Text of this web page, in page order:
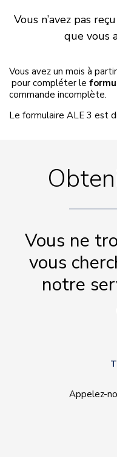
Vous n’avez pas
que vous
Vous avez un mois à
pour compléter le
commande incomplète.
Le formulaire ALE 3 est
Vous ne
vous
notre
Appelez-